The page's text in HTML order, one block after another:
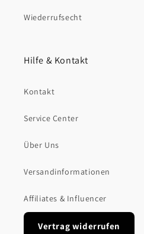
Wiederrufsecht
Hilfe & Kontakt
Kontakt
Service Center
Über Uns
Versandinformationen
Affiliates & Influencer
Vertrag widerrufen